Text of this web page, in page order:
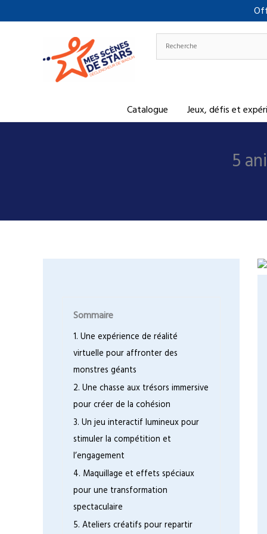
au
Catalogue Jeux, défis et
5
Sommaire
1. Une expérience de réalité
virtuelle pour affronter des
monstres géants
2. Une chasse aux trésors immersive
pour créer de la cohésion
3. Un jeu interactif lumineux pour
stimuler la compétition et
l’engagement
4. Maquillage et effets spéciaux
pour une transformation
spectaculaire
5. Ateliers créatifs pour repartir